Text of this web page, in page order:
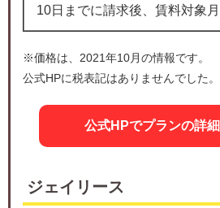
10日までに請求後、賃料対象
※価格は、2021年10月の情報です。
公式HPに税表記はありませんでした。
公式HPでプランの詳
ジェイリース